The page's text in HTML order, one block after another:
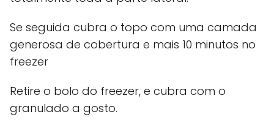
Se seguida cubra o topo com uma camada
generosa de cobertura e mais 10 minutos no
freezer
Retire o bolo do freezer, e cubra com o
granulado a gosto.